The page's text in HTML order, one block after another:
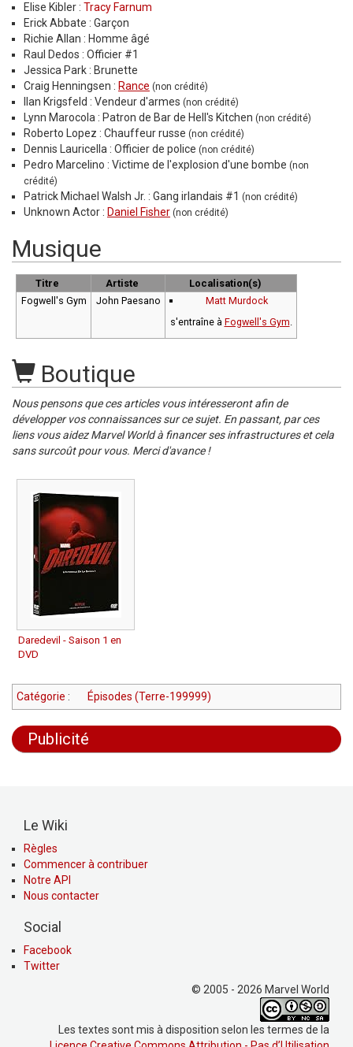
Elise Kibler : Tracy Farnum
Erick Abbate : Garçon
Richie Allan : Homme âgé
Raul Dedos : Officier #1
Jessica Park : Brunette
Craig Henningsen : Rance (non crédité)
Ilan Krigsfeld : Vendeur d'armes (non crédité)
Lynn Marocola : Patron de Bar de Hell's Kitchen (non crédité)
Roberto Lopez : Chauffeur russe (non crédité)
Dennis Lauricella : Officier de police (non crédité)
Pedro Marcelino : Victime de l'explosion d'une bombe (non
crédité)
Patrick Michael Walsh Jr. : Gang irlandais #1 (non crédité)
Unknown Actor : Daniel Fisher (non crédité)
Musique
Titre Artiste
Localisation(s)
Fogwell's Gym
John Paesano
Matt Murdock
s'entraîne à Fogwell's Gym.
Boutique
Nous pensons que ces articles vous intéresseront afin de
développer vos connaissances sur ce sujet. En passant, par ces
liens vous aidez Marvel World à financer ses infrastructures et cela
sans surcoût pour vous. Merci d'avance !
Daredevil - Saison 1 en
DVD
Catégorie : Épisodes (Terre-199999)
Publicité
Le Wiki
Règles
Commencer à contribuer
Notre API
Nous contacter
Social
Facebook
Twitter
© 2005 - 2026 Marvel World
Les textes sont mis à disposition selon les termes de la